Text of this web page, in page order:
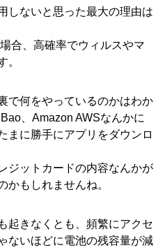
しないと思った最大の理由は
合、高確率でウィルスやマ
。
で何をやっているのかはわか
、Amazon AWSなんかに
まに勝手にアプリをダウンロ
ジットカードの内容なんかが
かもしれませんね。
起きなくとも、頻繁にアクセ
ないほどに電池の残容量が減